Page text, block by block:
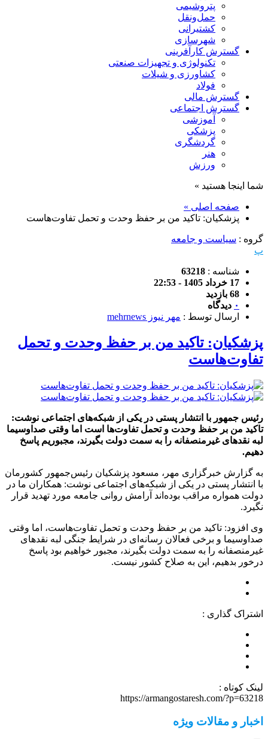
پتروشیمی
حمل‌و‌نقل
کشتیرانی
شهرسازی
گسترش کارآفرینی
تکنولوژی و تجهیزات صنعتی
کشاورزی و شیلات
فولاد
گسترش مالی
گسترش اجتماعی
آموزشی
پزشکی
گردشگری
هنر
ورزش
شما اینجا هستید »
صفحه اصلی »
پزشکیان: تاکید من بر حفظ وحدت و تحمل تفاوت‌هاست
گروه : سیاست و جامعه
پ
شناسه : 63218
17 خرداد 1405 - 22:53
68 بازدید
۰ دیدگاه
ارسال توسط : مهر نیوز mehrnews
پزشکیان: تاکید من بر حفظ وحدت و تحمل
تفاوت‌هاست
رئیس جمهور با انتشار پستی در یکی از شبکه‌های اجتماعی نوشت:
تاکید من بر حفظ وحدت و تحمل تفاوت‌ها است اما وقتی صداوسیما
لبه نقدهای غیرمنصفانه را به سمت دولت بگیرند، مجبوریم پاسخ
دهیم.
به گزارش خبرگزاری مهر، مسعود پزشکیان رئیس‌جمهور کشورمان
با انتشار پستی در یکی از شبکه‌های اجتماعی نوشت: همکاران ما در
دولت همواره مراقب بوده‌اند آرامش روانی جامعه مورد تهدید قرار
نگیرد.
وی افزود: تاکید من بر حفظ وحدت و تحمل تفاوت‌هاست، اما وقتی
صداوسیما و برخی فعالان رسانه‌ای در شرایط جنگی لبه نقدهای
غیرمنصفانه را به سمت دولت بگیرند، مجبور خواهیم بود پاسخ
درخور بدهیم، این به صلاح کشور نیست.
اشتراک گذاری :
لینک کوتاه :
https://armangostaresh.com/?p=63218
اخبار و مقالات ویژه